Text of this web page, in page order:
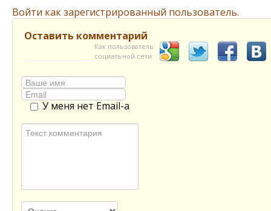
Войти как зарегистрированный пользователь.
Оставить комментарий
Как пользователь
социальной сети
У меня нет Email-а